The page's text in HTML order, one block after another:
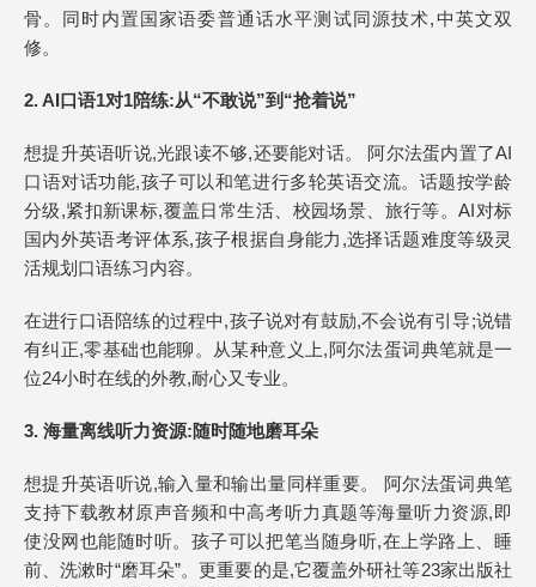
骨。同时内置国家语委普通话水平测试同源技术,中英文双
修。
2. AI口语1对1陪练:从“不敢说”到“抢着说”
想提升英语听说,光跟读不够,还要能对话。 阿尔法蛋内置了AI
口语对话功能,孩子可以和笔进行多轮英语交流。话题按学龄
分级,紧扣新课标,覆盖日常生活、校园场景、旅行等。AI对标
国内外英语考评体系,孩子根据自身能力,选择话题难度等级灵
活规划口语练习内容。
在进行口语陪练的过程中,孩子说对有鼓励,不会说有引导;说错
有纠正,零基础也能聊。从某种意义上,阿尔法蛋词典笔就是一
位24小时在线的外教,耐心又专业。
3. 海量离线听力资源:随时随地磨耳朵
想提升英语听说,输入量和输出量同样重要。 阿尔法蛋词典笔
支持下载教材原声音频和中高考听力真题等海量听力资源,即
使没网也能随时听。孩子可以把笔当随身听,在上学路上、睡
前、洗漱时“磨耳朵”。更重要的是,它覆盖外研社等23家出版社